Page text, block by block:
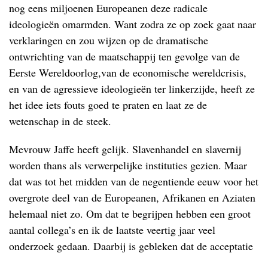
nog eens miljoenen Europeanen deze radicale
ideologieën omarmden. Want zodra ze op zoek gaat naar
verklaringen en zou wijzen op de dramatische
ontwrichting van de maatschappij ten gevolge van de
Eerste Wereldoorlog,van de economische wereldcrisis,
en van de agressieve ideologieën ter linkerzijde, heeft ze
het idee iets fouts goed te praten en laat ze de
wetenschap in de steek.
Mevrouw Jaffe heeft gelijk. Slavenhandel en slavernij
worden thans als verwerpelijke instituties gezien. Maar
dat was tot het midden van de negentiende eeuw voor het
overgrote deel van de Europeanen, Afrikanen en Aziaten
helemaal niet zo. Om dat te begrijpen hebben een groot
aantal collega’s en ik de laatste veertig jaar veel
onderzoek gedaan. Daarbij is gebleken dat de acceptatie